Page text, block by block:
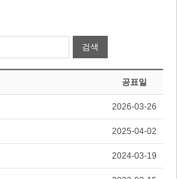
검색
공표일
2026-03-26
2025-04-02
2024-03-19